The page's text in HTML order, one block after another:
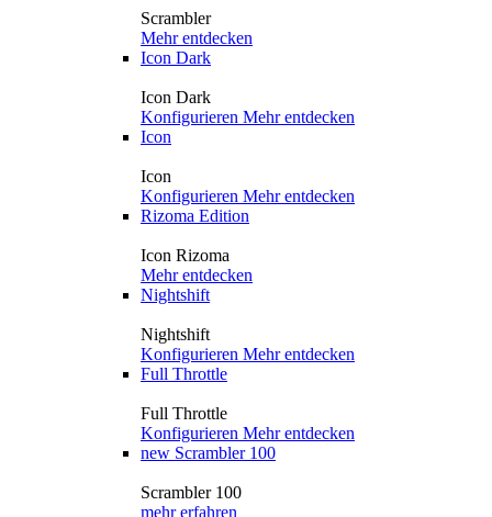
Scrambler
Mehr entdecken
Icon Dark
Icon Dark
Konfigurieren Mehr entdecken
Icon
Icon
Konfigurieren Mehr entdecken
Rizoma Edition
Icon Rizoma
Mehr entdecken
Nightshift
Nightshift
Konfigurieren Mehr entdecken
Full Throttle
Full Throttle
Konfigurieren Mehr entdecken
new Scrambler 100
Scrambler 100
mehr erfahren